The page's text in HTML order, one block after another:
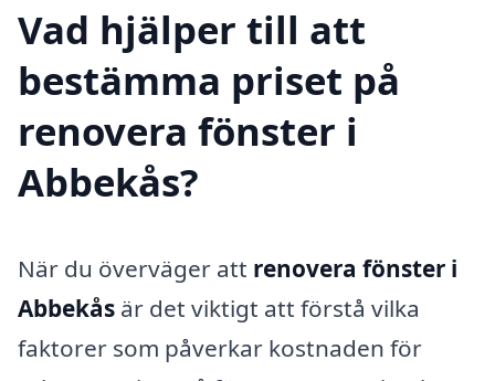
Vad hjälper till att
bestämma priset på
renovera fönster i
Abbekås?
När du överväger att renovera fönster i
Abbekås är det viktigt att förstå vilka
faktorer som påverkar kostnaden för